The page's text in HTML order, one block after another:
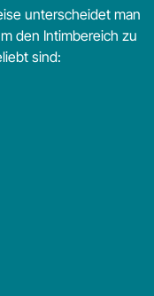
unterscheidet man
den Intimbereich zu
sind: